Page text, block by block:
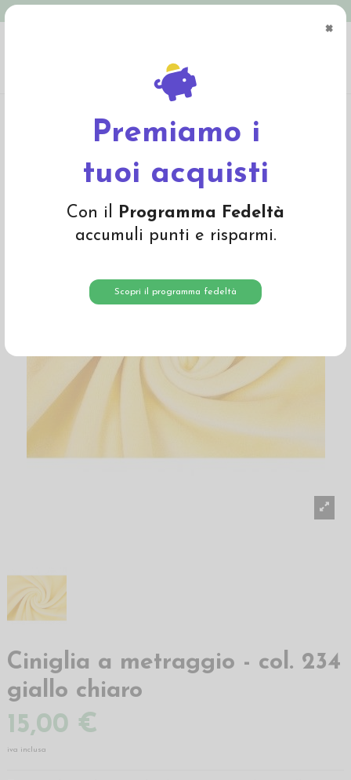
×
Premiamo i
tuoi acquisti
Con il Programma Fedeltà
accumuli punti e risparmi.
Scopri il programma fedeltà
Ciniglia a metraggio - col. 234 giallo chiaro
Ciniglia a metraggio - col. 234
giallo chiaro
15,00 €
iva inclusa